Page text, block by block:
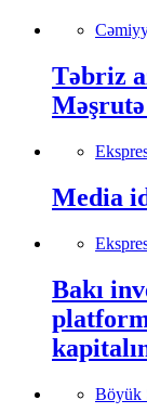
Təbriz
Media
Bakı
Böyük